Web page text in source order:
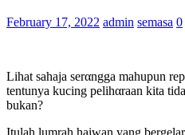
February 17, 2022 admin semasa 0
Lihat sahaja serαngga mahupun
tentunya kucing pelihαraan kita
bukan?